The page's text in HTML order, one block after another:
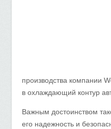
производства компании
в охлаждающий контур
Важным достоинством
его надежность и